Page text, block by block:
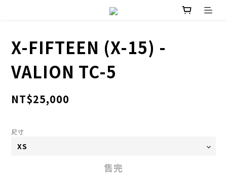
X-FIFTEEN (X-15) -
VALION TC-5
NT$25,000
尺寸
售完